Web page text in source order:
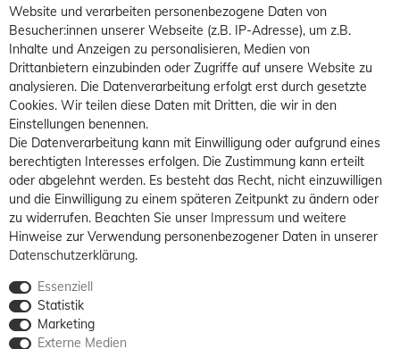
Website und verarbeiten personenbezogene Daten von
Besucher:innen unserer Webseite (z.B. IP-Adresse), um z.B.
Inhalte und Anzeigen zu personalisieren, Medien von
Drittanbietern einzubinden oder Zugriffe auf unsere Website zu
analysieren. Die Datenverarbeitung erfolgt erst durch gesetzte
Cookies. Wir teilen diese Daten mit Dritten, die wir in den
Einstellungen benennen.
Die Datenverarbeitung kann mit Einwilligung oder aufgrund eines
berechtigten Interesses erfolgen. Die Zustimmung kann erteilt
oder abgelehnt werden. Es besteht das Recht, nicht einzuwilligen
und die Einwilligung zu einem späteren Zeitpunkt zu ändern oder
zu widerrufen. Beachten Sie unser Impressum und weitere
Hinweise zur Verwendung personenbezogener Daten in unserer
Daten­schutz­erklärung.
Essenziell
Statistik
Marketing
Externe Medien